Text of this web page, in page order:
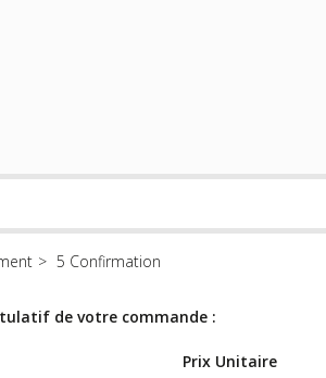
Confirmation
de votre commande :
Prix Unitaire